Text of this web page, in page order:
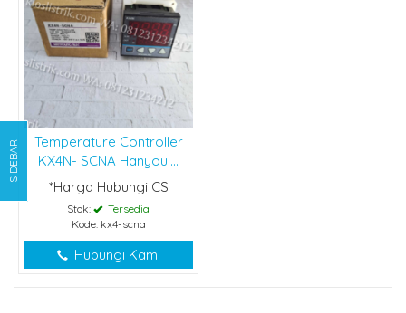
Temperature Controller
KX4N- SCNA Hanyou....
*Harga Hubungi CS
Stok:
Tersedia
Kode: kx4-scna
Hubungi Kami
SIDEBAR